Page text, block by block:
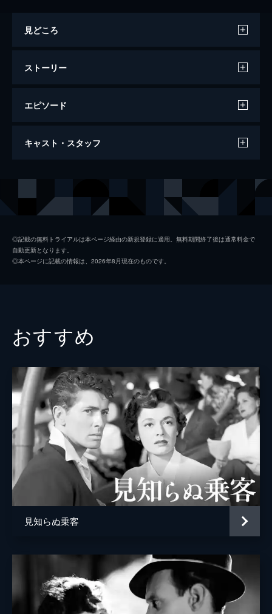
見どころ
ストーリー
エピソード
グランド・ホテル
る。落ち目のバレリーナ、男爵と偽る盗賊、
人間模様が交錯する。
キャスト・スタッフ
ガイゲルン男爵 ジョン・バリモア
原作
製作 アーヴィング・Ｇ・サルバーグ
◎記載の無料トライアルは本ページ経由の新規登録に適用。無料期間終了後は通常料金で
自動更新となります。
◎本ページに記載の情報は、2026年8月現在のものです。
おすすめ
見知らぬ乗客